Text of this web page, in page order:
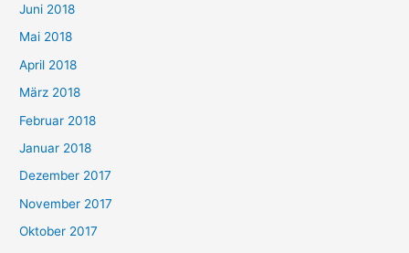
Juni 2018
Mai 2018
April 2018
März 2018
Februar 2018
Januar 2018
Dezember 2017
November 2017
Oktober 2017